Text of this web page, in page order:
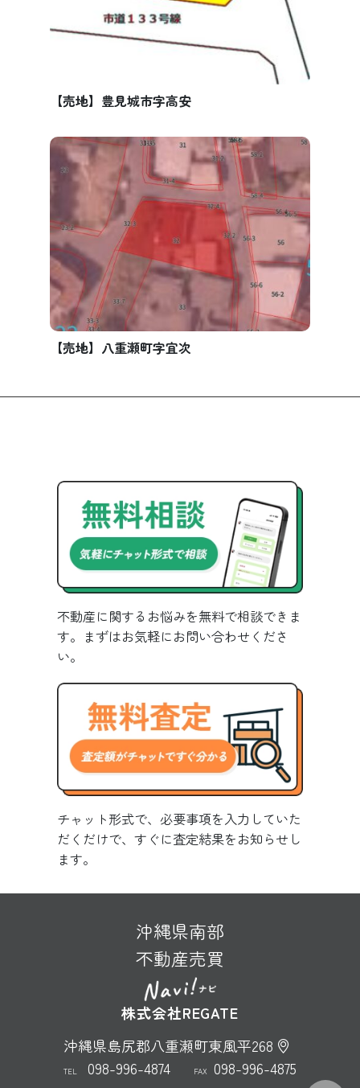
【売地】豊見城市字高安
【売地】八重瀬町字宜次
不動産に関するお悩みを無料で相談できま
す。まずはお気軽にお問い合わせくださ
い。
チャット形式で、必要事項を入力していた
だくだけで、すぐに査定結果をお知らせし
ます。
沖縄県南部
不動産売買
株式会社REGATE
沖縄県島尻郡八重瀬町東風平268
TEL 098-996-4874 FAX 098-996-4875